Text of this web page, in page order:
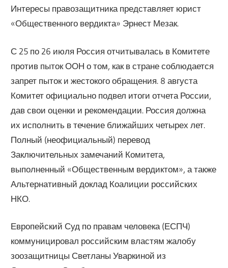
Интересы правозащитника представляет юрист
«Общественного вердикта» Эрнест Мезак.
С 25 по 26 июля Россия отчитывалась в Комитете
против пыток ООН о том, как в стране соблюдается
запрет пыток и жестокого обращения. 8 августа
Комитет официально подвел итоги отчета России,
дав свои оценки и рекомендации. Россия должна
их исполнить в течение ближайших четырех лет.
Полный (неофициальный) перевод
Заключительных замечаний Комитета,
выполненный «Общественным вердиктом», а также
Альтернативный доклад Коалиции российских
НКО.
Европейский Суд по правам человека (ЕСПЧ)
коммуницировал российским властям жалобу
зоозащитницы Светланы Уваркиной из